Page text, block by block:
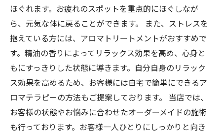
ほぐれます。お疲れのスポットを重点的にほぐしなが
ら、元気な体に戻ることができます。 また、ストレスを
抱えている方には、アロマトリートメントがおすすめで
す。精油の香りによってリラックス効果を高め、心身と
もにすっきりした状態に導きます。自分自身のリラック
ス効果を高めるため、お客様には自宅で簡単にできるア
ロマテラピーの方法もご提案しております。 当店では、
お客様の状態やお悩みに合わせたオーダーメイドの施術
も行っております。お客様一人ひとりにしっかりと向き